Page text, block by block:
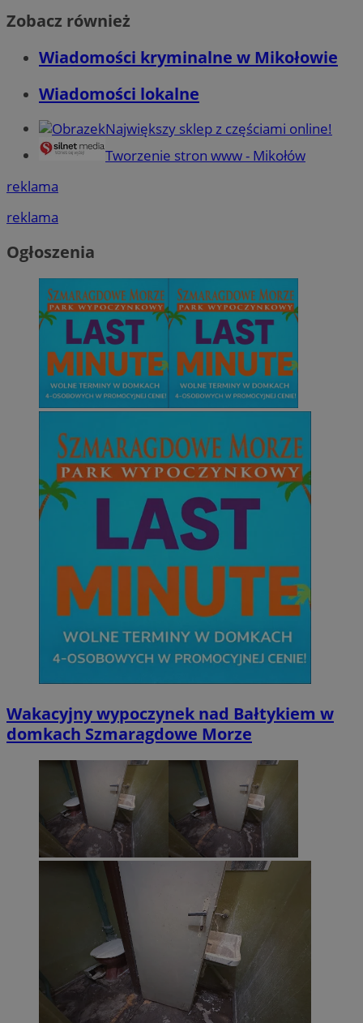
Zobacz również
Wiadomości kryminalne w Mikołowie
Wiadomości lokalne
Największy sklep z częściami online!
Tworzenie stron www - Mikołów
reklama
reklama
Ogłoszenia
Wakacyjny wypoczynek nad Bałtykiem w
domkach Szmaragdowe Morze